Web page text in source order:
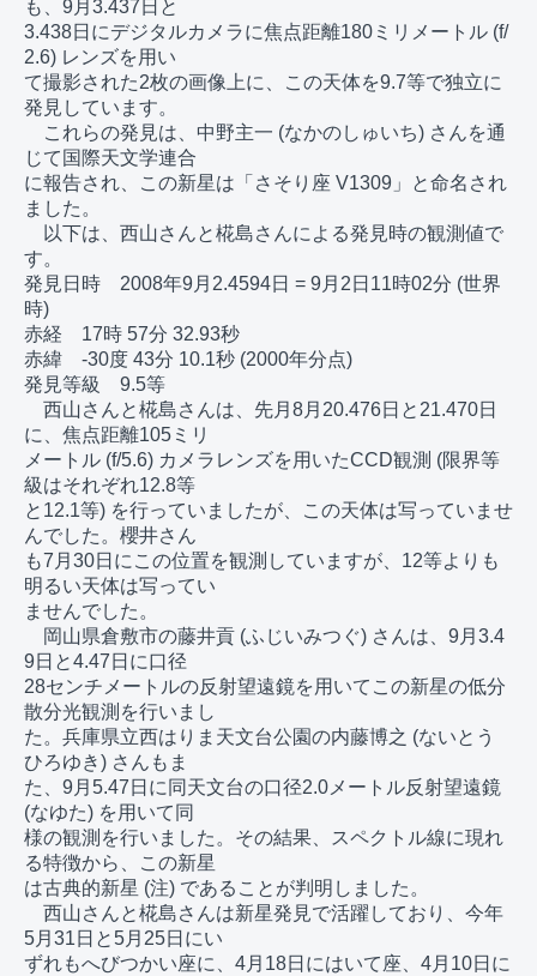
も、9月3.437日と
3.438日にデジタルカメラに焦点距離180ミリメートル (f/
2.6) レンズを用い
て撮影された2枚の画像上に、この天体を9.7等で独立に
発見しています。
これらの発見は、中野主一 (なかのしゅいち) さんを通
じて国際天文学連合
に報告され、この新星は「さそり座 V1309」と命名され
ました。
以下は、西山さんと椛島さんによる発見時の観測値で
す。
発見日時　2008年9月2.4594日 = 9月2日11時02分 (世界
時)
赤経　17時 57分 32.93秒
赤緯　-30度 43分 10.1秒 (2000年分点)
発見等級　9.5等
西山さんと椛島さんは、先月8月20.476日と21.470日
に、焦点距離105ミリ
メートル (f/5.6) カメラレンズを用いたCCD観測 (限界等
級はそれぞれ12.8等
と12.1等) を行っていましたが、この天体は写っていませ
んでした。櫻井さん
も7月30日にこの位置を観測していますが、12等よりも
明るい天体は写ってい
ませんでした。
岡山県倉敷市の藤井貢 (ふじいみつぐ) さんは、9月3.4
9日と4.47日に口径
28センチメートルの反射望遠鏡を用いてこの新星の低分
散分光観測を行いまし
た。兵庫県立西はりま天文台公園の内藤博之 (ないとう
ひろゆき) さんもま
た、9月5.47日に同天文台の口径2.0メートル反射望遠鏡
(なゆた) を用いて同
様の観測を行いました。その結果、スペクトル線に現れ
る特徴から、この新星
は古典的新星 (注) であることが判明しました。
西山さんと椛島さんは新星発見で活躍しており、今年
5月31日と5月25日にい
ずれもへびつかい座に、4月18日にはいて座、4月10日に